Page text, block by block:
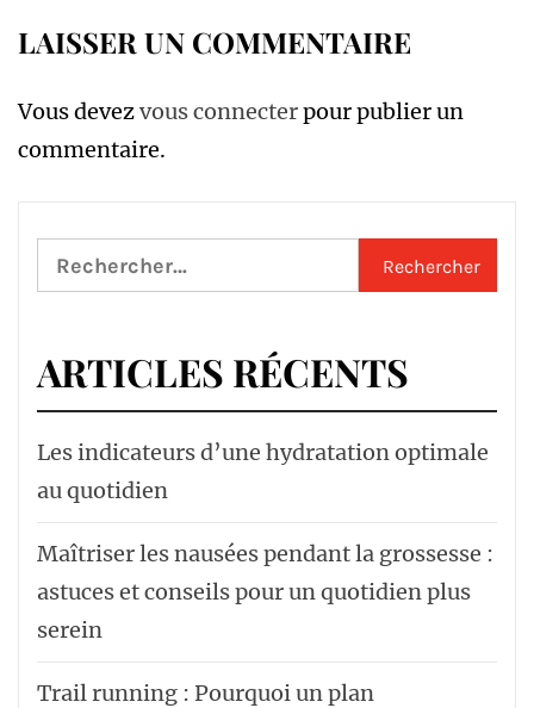
LAISSER UN COMMENTAIRE
Vous devezvous connecterpour publier un
commentaire.
Rechercher :
ARTICLES RÉCENTS
Les indicateurs d’une hydratation optimale
au quotidien
Maîtriser les nausées pendant la grossesse :
astuces et conseils pour un quotidien plus
serein
Trail running : Pourquoi un plan